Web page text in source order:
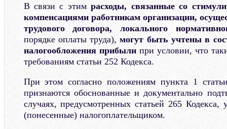
В связи с этимрасходы, связанные со
компенсациями работникам организации,
трудового договора, локального
порядке оплаты труда),могут быть учтены в
налогообложения прибылипри условии, что
требованиям статьи 252 Кодекса.
При этом согласно положениям пункта 1
признаются обоснованные и документально
случаях, предусмотренных статьей 265 Кодекса,
(понесенные) налогоплательщиком.